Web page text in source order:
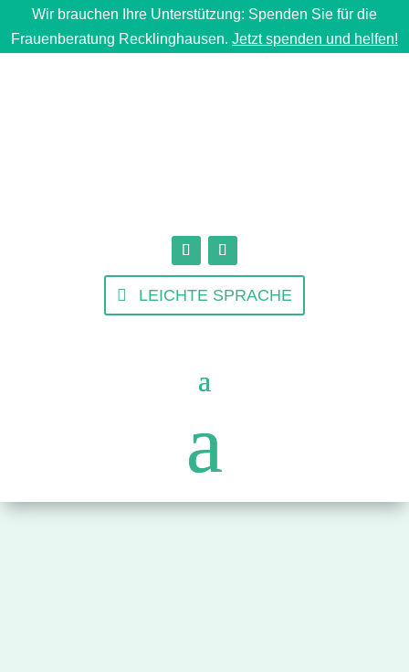
Wir brauchen Ihre Unterstützung: Spenden Sie für die
Frauenberatung Recklinghausen. Jetzt spenden und helfen!
LEICHTE SPRACHE